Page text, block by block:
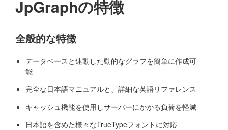
JpGraphの特徴
全般的な特徴
データベースと連動した動的なグラフを簡単に作成可
能
完全な日本語マニュアルと、詳細な英語リファレンス
キャッシュ機能を使用しサーバーにかかる負荷を軽減
日本語を含めた様々なTrueTypeフォントに対応